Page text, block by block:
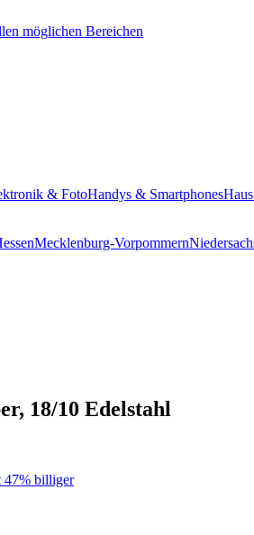
& FotoHandys & Smartphones
Mecklenburg-Vorpommern
18/10 Edelstahl